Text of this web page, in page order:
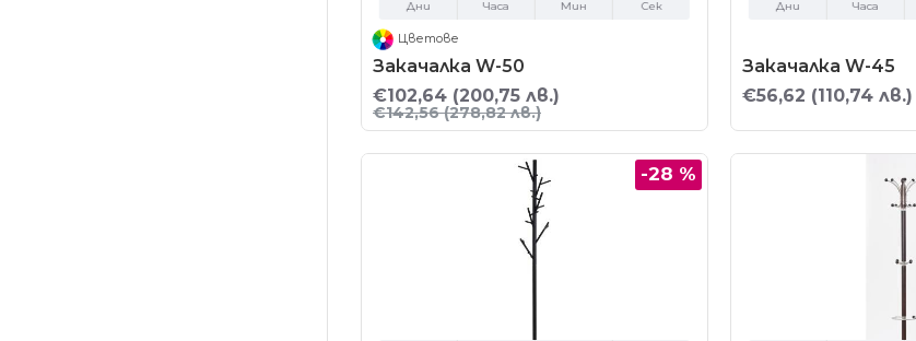
Дни Часа Мин Сек
Цветове
Закачалка W-50
€102,64 (200,75 лв.)
€142,56(278,82 лв.)
Дни Часа
Закачалка W-45
€56,62 (110,74 лв.)
-28 %